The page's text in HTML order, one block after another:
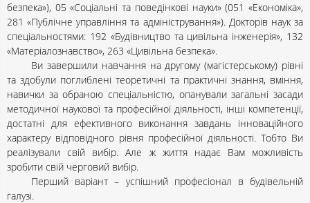
безпека»), 05 «Соціальні та поведінкові науки» (051 «Економіка»,
281 «Публічне управління та адміністрування»). Докторів наук за
спеціальностями: 192 «Будівництво та цивільна інженерія», 132
«Матеріалознавство», 263 «Цивільна безпека».
Ви завершили навчання на другому (магістерському) рівні
та здобули поглиблені теоретичні та практичні знання, вміння,
навички за обраною спеціальністю, опанували загальні засади
методичної наукової та професійної діяльності, інші компетенції,
достатні для ефективного виконання завдань інноваційного
характеру відповідного рівня професійної діяльності. Тобто Ви
реалізували свій вибір. Але ж життя надає Вам можливість
зробити свій черговий вибір.
Перший варіант – успішний професіонал в будівельній
галузі.